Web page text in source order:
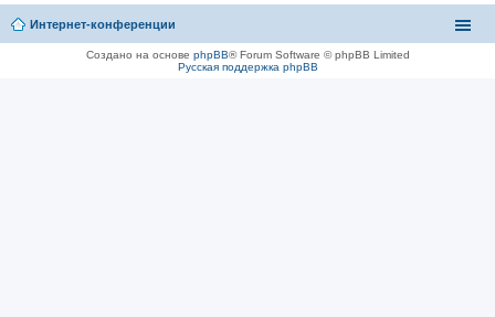
Интернет-конференции
Создано на основе phpBB® Forum Software © phpBB Limited
Русская поддержка phpBB